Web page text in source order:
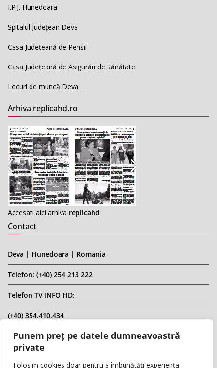
Punem preț pe datele dumneavoastră
private
Folosim cookies doar pentru a îmbunătăți experiența
I.P.J. Hunedoara
Spitalul Județean Deva
Casa Județeană de Pensii
Casa Județeană de Asigurări de Sănătate
Locuri de muncă Deva
Arhiva replicahd.ro
Accesati aici arhiva replicahd
Contact
Deva | Hunedoara | Romania
Telefon: (+40) 254 213 222
Telefon TV INFO HD:
(+40) 354.410.434
Email: infohd20@gmail.com
Website: www.replicahd.ro